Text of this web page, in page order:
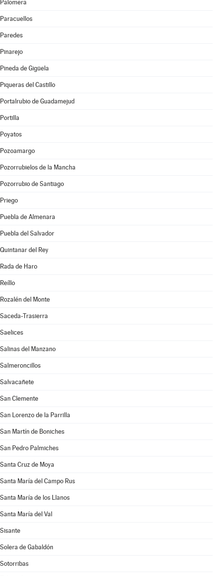
Palomera
Paracuellos
Paredes
Pinarejo
Pineda de Gigüela
Piqueras del Castillo
Portalrubio de Guadamejud
Portilla
Poyatos
Pozoamargo
Pozorrubielos de la Mancha
Pozorrubio de Santiago
Priego
Puebla de Almenara
Puebla del Salvador
Quintanar del Rey
Rada de Haro
Reíllo
Rozalén del Monte
Saceda-Trasierra
Saelices
Salinas del Manzano
Salmeroncillos
Salvacañete
San Clemente
San Lorenzo de la Parrilla
San Martín de Boniches
San Pedro Palmiches
Santa Cruz de Moya
Santa María del Campo Rus
Santa María de los Llanos
Santa María del Val
Sisante
Solera de Gabaldón
Sotorribas